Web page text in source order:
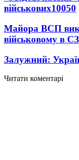
військових10050
Майора ВСП
військовому в
Залужний:
Читати коментарі